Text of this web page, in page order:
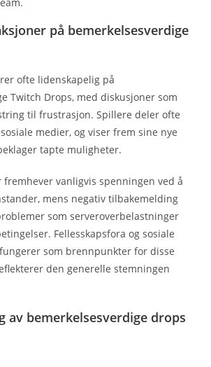
på bemerkelsesverdige
ofte lidenskapelig på
Twitch Drops, med diskusjoner som
til frustrasjon. Spillere deler ofte
medier, og viser frem sine nye
tapte muligheter.
fremhever vanligvis spenningen ved å
mens negativ tilbakemelding
som serveroverbelastninger
Fellesskapsfora og sosiale
som brennpunkter for disse
den generelle stemningen
av bemerkelsesverdige drops